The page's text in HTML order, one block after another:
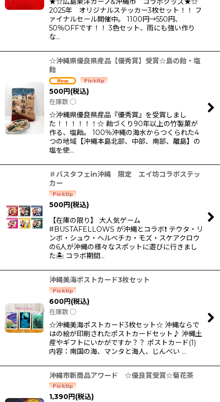
2025年 オリジナルステッカー3枚セット！！ フ
ァイナルセール開催中。 1100円→550円、
50％OFFです！！ 3色セット、雨にも強い作り
な…
☆沖縄県優良県産品【優秀賞】受賞☆島の飴・塩
飴
500円(税込)
在庫数 ◯
☆沖縄県優良県産品『優秀賞』を受賞しまし
た！！！！！！☆ 飴づくり90年以上の竹製菓が
作る、塩飴。 100％沖縄の海水からつくられた4
つの地域【沖縄本島北部、中部、南部、離島】の
塩を使…
＃バスタフェin沖縄 限定 エイ坊コラボステッ
カー
500円(税込)
【在庫の限り】 大人気ゲーム
#BUSTAFELLOWS が沖縄とコラボ❗️ テウタ・リ
ンボ・シュウ・ヘルベチカ・モズ・スケアクロウ
の6人が沖縄の様々なスポットに遊びに行きまし
た🏝️ コラボ期間…
沖縄美海ポストカード3枚セット
600円(税込)
在庫数 ◯
☆沖縄美海ポストカード3枚セット☆ 沖縄ならで
はの絵が印刷されたポストカードセット♪ 沖縄土
産やギフトにいかがですか？？ ポストカード(1)
内容：南国の海、マンタと海人、じんべい …
沖縄市新商品アワード ☆優良賞受賞☆菊花茶
1,390円(税込)